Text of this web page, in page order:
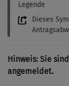
Legende
Dieses
Hinweis: Sie
angemeldet.